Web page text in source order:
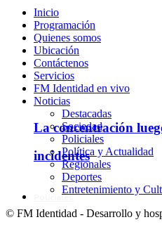
La concentración
incidentes
Policiales
Inicio
Programación
Quienes somos
Ubicación
Contáctenos
Servicios
FM Identidad en vivo
Noticias
Destacadas
Sociedad
Policiales
Política y Actualidad
Regionales
Deportes
Entretenimiento y
© FM Identidad - Desarrollo y